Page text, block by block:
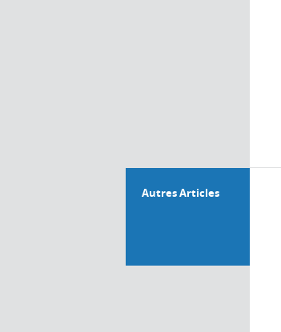
Autres Articles